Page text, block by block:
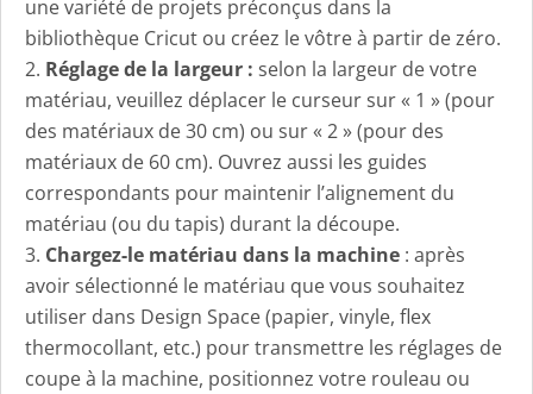
une variété de projets préconçus dans la
bibliothèque Cricut ou créez le vôtre à partir de zéro.
Réglage de la largeur : selon la largeur de votre
matériau, veuillez déplacer le curseur sur « 1 » (pour
des matériaux de 30 cm) ou sur « 2 » (pour des
matériaux de 60 cm). Ouvrez aussi les guides
correspondants pour maintenir l’alignement du
matériau (ou du tapis) durant la découpe.
Chargez-le matériau dans la machine : après
avoir sélectionné le matériau que vous souhaitez
utiliser dans Design Space (papier, vinyle, flex
thermocollant, etc.) pour transmettre les réglages de
coupe à la machine, positionnez votre rouleau ou